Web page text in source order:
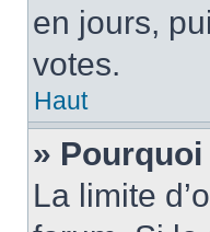
en jours,
votes.
Haut
»
La limite